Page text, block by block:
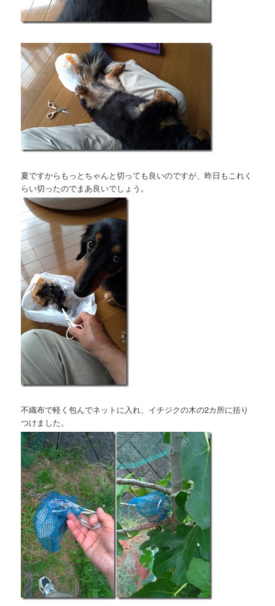
夏ですからもっとちゃんと切っても良いのですが、昨日もこれく
らい切ったのでまあ良いでしょう。
不織布で軽く包んでネットに入れ、イチジクの木の2カ所に括り
つけました。